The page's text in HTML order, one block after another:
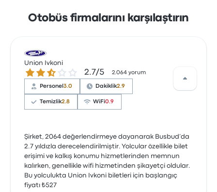
Otobüs firmalarını karşılaştırın
Union Ivkoni
2.7 üzerinden 5 yıldız
2.7/5 2.064 yorum
Personel3.0 Dakiklik2.9
Temizlik2.8 WiFi0.9
Şirket, 2064 değerlendirmeye dayanarak Busbud’da
2.7 yıldızla derecelendirilmiştir. Yolcular özellikle bilet
erişimi ve kalkış konumu hizmetlerinden memnun
kalırken, genellikle wifi hizmetinden şikayetçi oldular.
Bu yolculukta Union Ivkoni biletleri için başlangıç
fiyatı ₺527